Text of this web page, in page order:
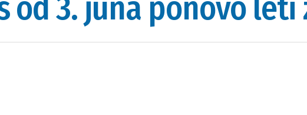
od 3. juna ponovo leti